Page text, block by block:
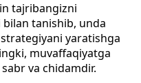
tajribangizni
tanishib, unda
yaratishga
muvaffaqiyatga
va chidamdir.